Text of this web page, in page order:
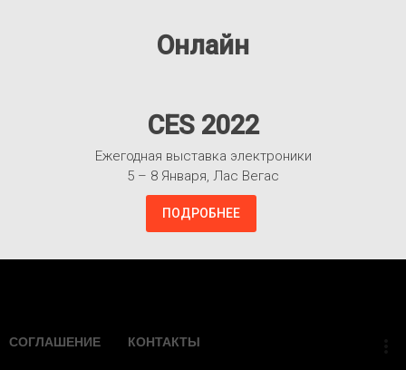
Онлайн
CES 2022
Ежегодная выставка электроники
5 – 8 Января, Лас Вегас
ПОДРОБНЕЕ
СОГЛАШЕНИЕ КОНТАКТЫ